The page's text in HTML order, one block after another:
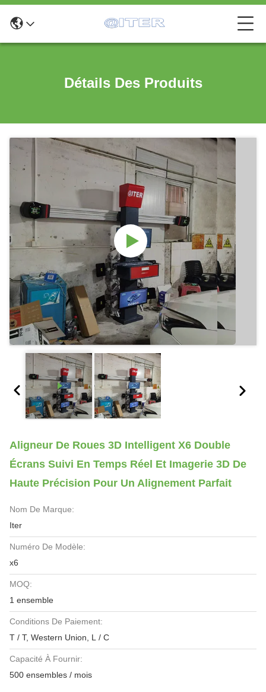
Détails Des Produits
Aligneur De Roues 3D Intelligent X6 Double
Écrans Suivi En Temps Réel Et Imagerie 3D De
Haute Précision Pour Un Alignement Parfait
Nom De Marque:
Iter
Numéro De Modèle:
x6
MOQ:
1 ensemble
Conditions De Paiement:
T / T, Western Union, L / C
Capacité À Fournir:
500 ensembles / mois